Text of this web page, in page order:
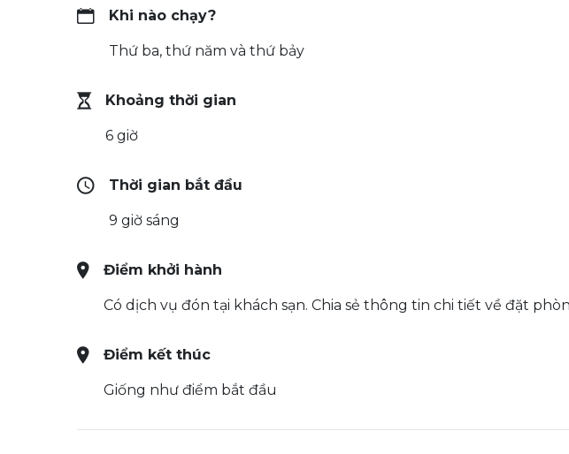
Khi nào chạy?
Thứ ba, thứ năm và thứ bảy
Khoảng thời gian
6 giờ
Thời gian bắt đầu
9 giờ sáng
Điểm khởi hành
Có dịch vụ đón tại khách sạn. Chia sẻ thông tin chi tiết về đặt
Điểm kết thúc
Giống như điểm bắt đầu